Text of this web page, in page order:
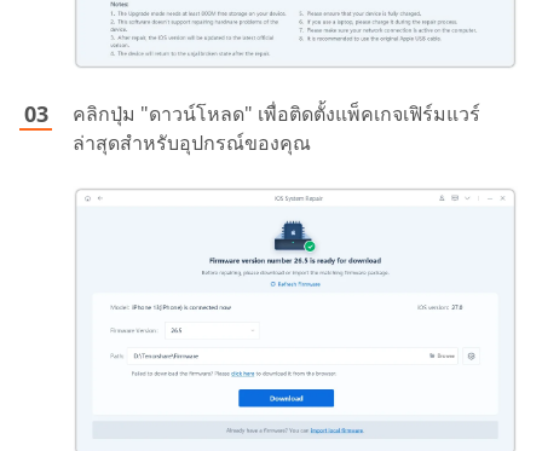
คลิกปุ่ม "ดาวน์โหลด" เพื่อติดตั้งแพ็คเกจเฟิร์มแวร์
ล่าสุดสำหรับอุปกรณ์ของคุณ